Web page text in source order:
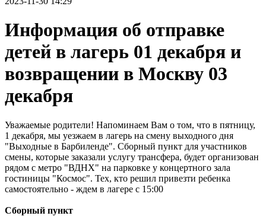
Информация об отправке
детей в лагерь 01 декабря и
возвращении в Москву 03
декабря
Уважаемые родители! Напоминаем Вам о том, что в пятницу,
1 декабря, мы уезжаем в лагерь на смену выходного дня
"Выходные в Барбиленде". Сборный пункт для участников
смены, которые заказали услугу трансфера, будет организован
рядом с метро "ВДНХ" на парковке у концертного зала
гостиницы "Космос". Тех, кто решил привезти ребенка
самостоятельно - ждем в лагере с 15:00
Сборный пункт